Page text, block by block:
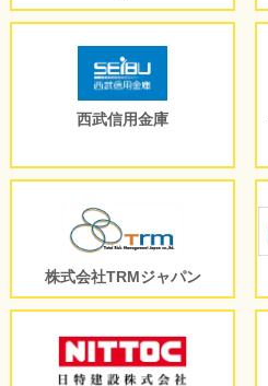
西武信用金庫
株式会社TRMジャパン